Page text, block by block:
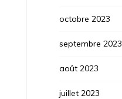
octobre 2023
septembre 2023
août 2023
juillet 2023